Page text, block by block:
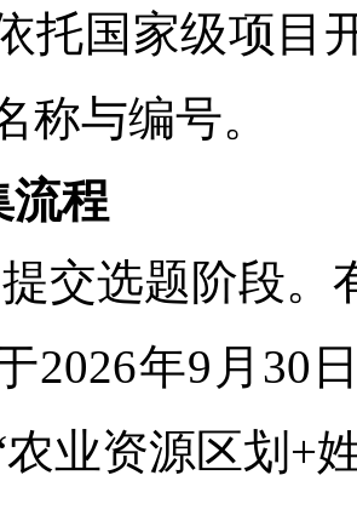
托国家级项目
称与编号。
流程
提交选题阶段
2026年9月30
业资源区划+